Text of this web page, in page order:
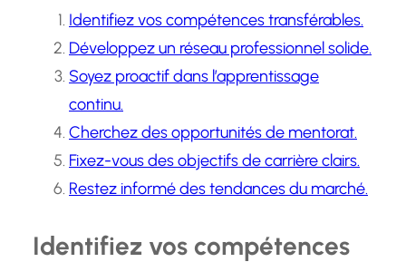
Identifiez vos compétences transférables.
Développez un réseau professionnel solide.
Soyez proactif dans l’apprentissage
continu.
Cherchez des opportunités de mentorat.
Fixez-vous des objectifs de carrière clairs.
Restez informé des tendances du marché.
Identifiez vos compétences